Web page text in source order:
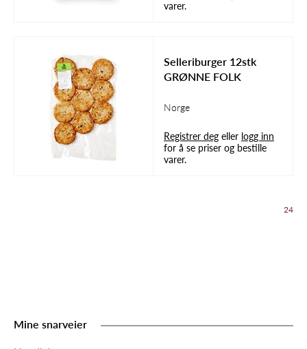
varer.
Selleriburger 12stk
GRØNNE FOLK
Norge
Registrer deg eller logg inn
for å se priser og bestille
varer.
24
Mine snarveier